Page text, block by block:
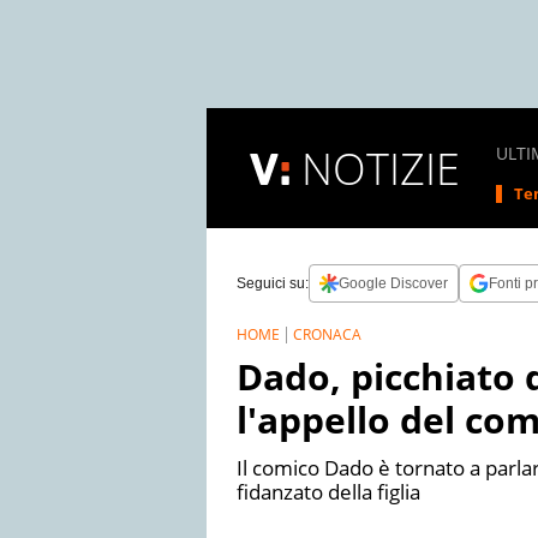
NOTIZIE
Seguici su: Google Discover Fonti
HOME CRONACA
Dado, picchiato
l'appello del
Il comico Dado è tornato a
fidanzato della figlia